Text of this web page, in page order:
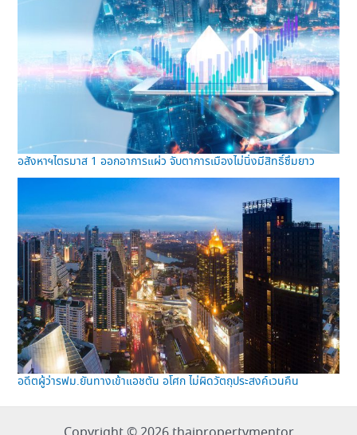
อสังหาฯไตรมาส 1 ออกอาการแผ่ว จับตาการเมืองไม่นิ่งมีสิทธิ์ซึมยาว
อดีตผู้ว่ารฟม.ยันทางเข้าแอชตัน อโศก ไม่ผิดวัตถุประสงค์เวนคืน